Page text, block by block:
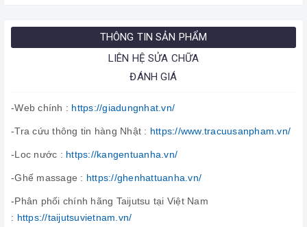
THÔNG TIN SẢN PHẨM
LIÊN HỆ SỬA CHỮA
ĐÁNH GIÁ
-Web chính : https://giadungnhat.vn/
-Tra cứu thông tin hàng Nhật : https://www.tracuusanpham.vn/
-Loc nước : https://kangentuanha.vn/
-Ghế massage : https://ghenhattuanha.vn/
-Phân phối chính hãng Taijutsu tại Việt Nam
: https://taijutsuvietnam.vn/